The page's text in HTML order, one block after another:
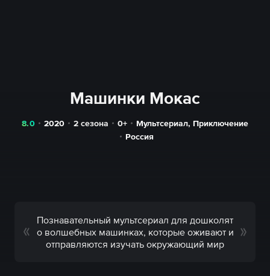
Машинки Мокас
8.0 2020 2 сезона 0+ Мультсериал, Приключение
Россия
Познавательный мультсериал для дошколят
о волшебных машинках, которые оживают и
отправляются изучать окружающий мир